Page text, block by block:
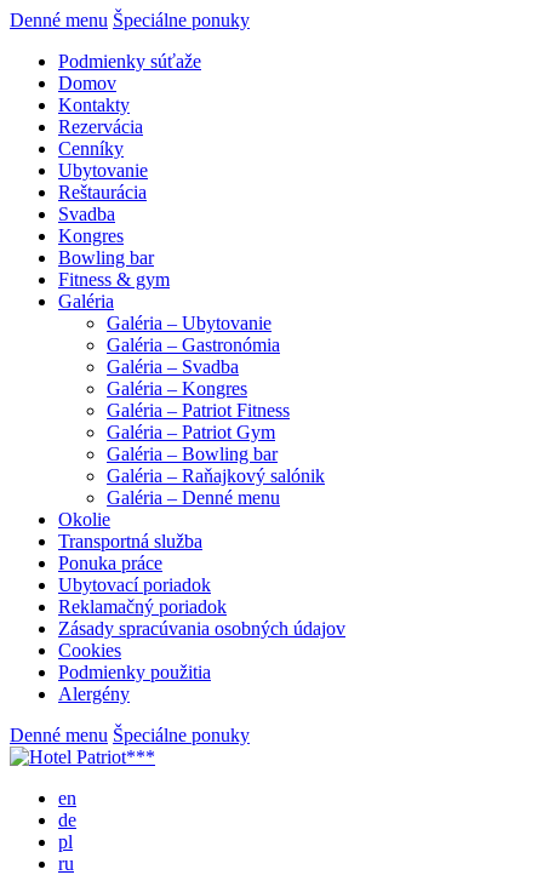
Denné menu Špeciálne ponuky
Podmienky súťaže
Domov
Kontakty
Rezervácia
Cenníky
Ubytovanie
Reštaurácia
Svadba
Kongres
Bowling bar
Fitness & gym
Galéria
Galéria – Ubytovanie
Galéria – Gastronómia
Galéria – Svadba
Galéria – Kongres
Galéria – Patriot Fitness
Galéria – Patriot Gym
Galéria – Bowling bar
Galéria – Raňajkový salónik
Galéria – Denné menu
Okolie
Transportná služba
Ponuka práce
Ubytovací poriadok
Reklamačný poriadok
Zásady spracúvania osobných údajov
Cookies
Podmienky použitia
Alergény
Denné menu Špeciálne ponuky
en
de
pl
ru